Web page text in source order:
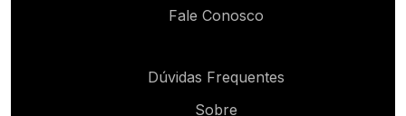
Fale Conosco
Dúvidas Frequentes
Sobre